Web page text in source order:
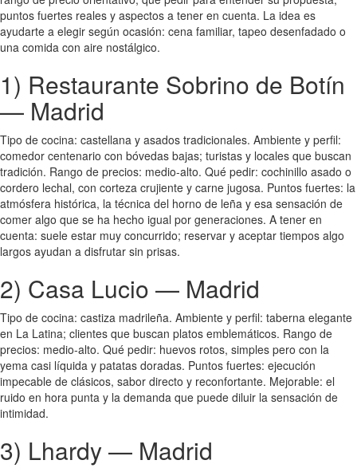
puntos fuertes reales y aspectos a tener en cuenta. La idea es
ayudarte a elegir según ocasión: cena familiar, tapeo desenfadado o
una comida con aire nostálgico.
1) Restaurante Sobrino de Botín
— Madrid
Tipo de cocina: castellana y asados tradicionales. Ambiente y perfil:
comedor centenario con bóvedas bajas; turistas y locales que buscan
tradición. Rango de precios: medio-alto. Qué pedir: cochinillo asado o
cordero lechal, con corteza crujiente y carne jugosa. Puntos fuertes: la
atmósfera histórica, la técnica del horno de leña y esa sensación de
comer algo que se ha hecho igual por generaciones. A tener en
cuenta: suele estar muy concurrido; reservar y aceptar tiempos algo
largos ayudan a disfrutar sin prisas.
2) Casa Lucio — Madrid
Tipo de cocina: castiza madrileña. Ambiente y perfil: taberna elegante
en La Latina; clientes que buscan platos emblemáticos. Rango de
precios: medio-alto. Qué pedir: huevos rotos, simples pero con la
yema casi líquida y patatas doradas. Puntos fuertes: ejecución
impecable de clásicos, sabor directo y reconfortante. Mejorable: el
ruido en hora punta y la demanda que puede diluir la sensación de
intimidad.
3) Lhardy — Madrid